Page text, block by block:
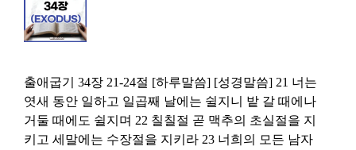
출애굽기 34장 21-24절 [하루말씀] [성경말씀] 21 너는
엿새 동안 일하고 일곱째 날에는 쉴지니 밭 갈 때에나
거둘 때에도 쉴지며 22 칠칠절 곧 맥추의 초실절을 지
키고 세말에는 수장절을 지키라 23 너희의 모든 남자